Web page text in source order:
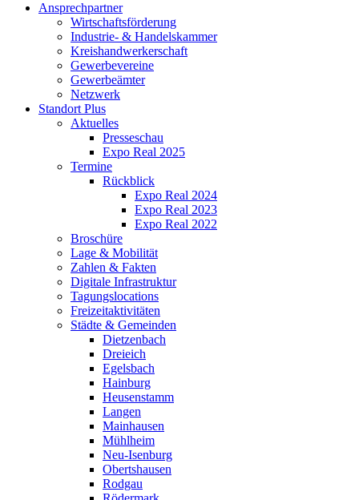
Ansprechpartner
Wirtschaftsförderung
Industrie- & Handelskammer
Kreishandwerkerschaft
Gewerbevereine
Gewerbeämter
Netzwerk
Standort Plus
Aktuelles
Presseschau
Expo Real 2025
Termine
Rückblick
Expo Real 2024
Expo Real 2023
Expo Real 2022
Broschüre
Lage & Mobilität
Zahlen & Fakten
Digitale Infrastruktur
Tagungslocations
Freizeitaktivitäten
Städte & Gemeinden
Dietzenbach
Dreieich
Egelsbach
Hainburg
Heusenstamm
Langen
Mainhausen
Mühlheim
Neu-Isenburg
Obertshausen
Rodgau